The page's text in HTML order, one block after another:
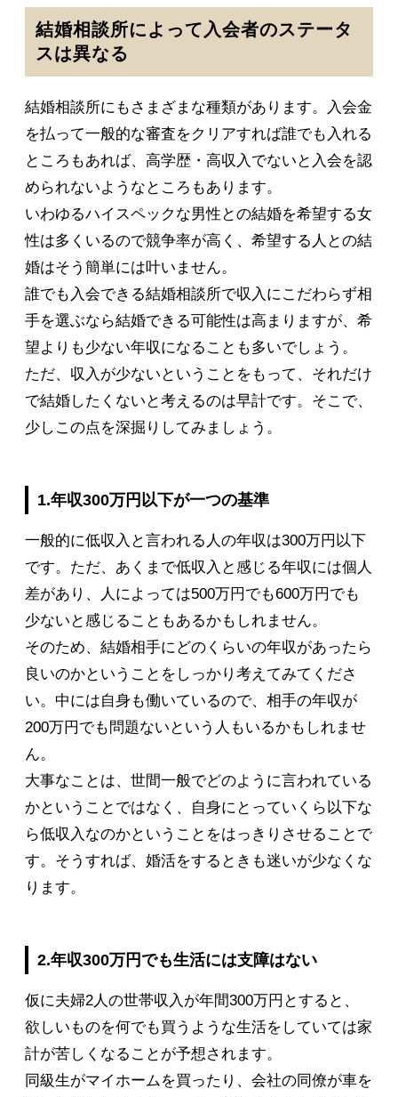
結婚相談所によって入会者のステータ
スは異なる
結婚相談所にもさまざまな種類があります。入会金
を払って一般的な審査をクリアすれば誰でも入れる
ところもあれば、高学歴・高収入でないと入会を認
められないようなところもあります。
いわゆるハイスペックな男性との結婚を希望する女
性は多くいるので競争率が高く、希望する人との結
婚はそう簡単には叶いません。
誰でも入会できる結婚相談所で収入にこだわらず相
手を選ぶなら結婚できる可能性は高まりますが、希
望よりも少ない年収になることも多いでしょう。
ただ、収入が少ないということをもって、それだけ
で結婚したくないと考えるのは早計です。そこで、
少しこの点を深掘りしてみましょう。
1.年収300万円以下が一つの基準
一般的に低収入と言われる人の年収は300万円以下
です。ただ、あくまで低収入と感じる年収には個人
差があり、人によっては500万円でも600万円でも
少ないと感じることもあるかもしれません。
そのため、結婚相手にどのくらいの年収があったら
良いのかということをしっかり考えてみてくださ
い。中には自身も働いているので、相手の年収が
200万円でも問題ないという人もいるかもしれませ
ん。
大事なことは、世間一般でどのように言われている
かということではなく、自身にとっていくら以下な
ら低収入なのかということをはっきりさせることで
す。そうすれば、婚活をするときも迷いが少なくな
ります。
2.年収300万円でも生活には支障はない
仮に夫婦2人の世帯収入が年間300万円とすると、
欲しいものを何でも買うような生活をしていては家
計が苦しくなることが予想されます。
同級生がマイホームを買ったり、会社の同僚が車を